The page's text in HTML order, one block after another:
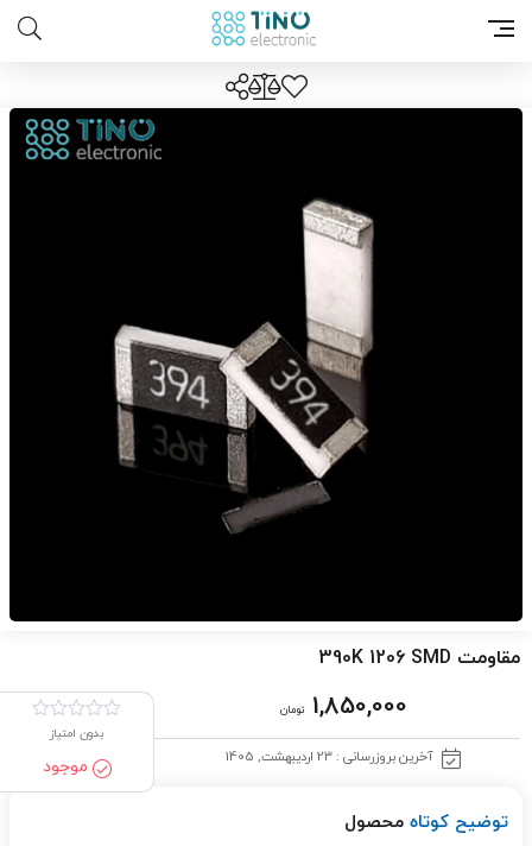
مقاومت 390K 1206 SMD
1,850,000 تومان
آخرین بروزرسانی : 23 اردیبهشت, 1405
بدون امتیاز
موجود
توضیح کوتاه محصول